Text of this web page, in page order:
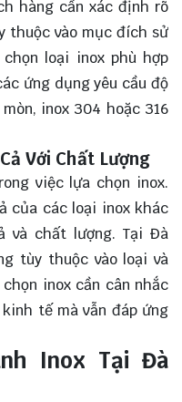
hàng cần xác định rõ
thuộc vào mục đích sử
loại inox phù hợp
ứng dụng yêu cầu độ
inox 304 hoặc 316
Với Chất Lượng
việc lựa chọn inox.
của các loại inox khác
và chất lượng. Tại Đà
tùy thuộc vào loại và
inox cần cân nhắc
tế mà vẫn đáp ứng
Inox Tại Đà